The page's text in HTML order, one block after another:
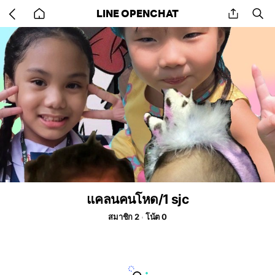
back
to
home
LINE OPENCHAT share
แคลนคนโหด/1 sjc
สมาชิก 2 โน้ต 0